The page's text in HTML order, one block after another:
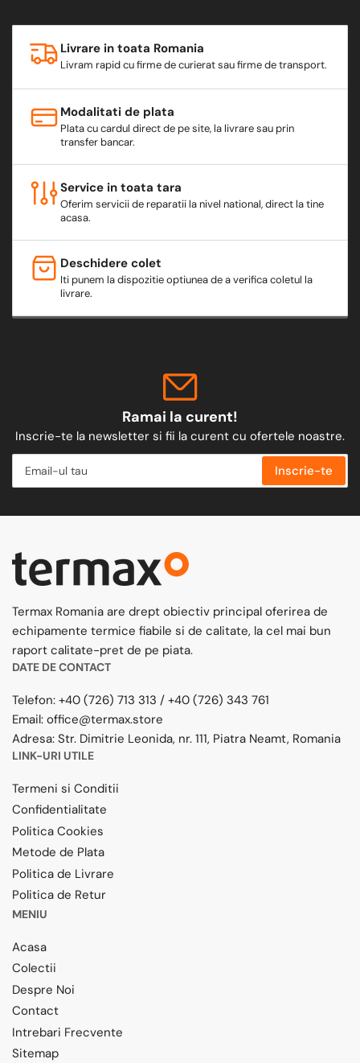
Livrare in toata Romania
Livram rapid cu firme de curierat sau firme de transport.
Modalitati de plata
Plata cu cardul direct de pe site, la livrare sau prin
transfer bancar.
Service in toata tara
Oferim servicii de reparatii la nivel national, direct la tine
acasa.
Deschidere colet
Iti punem la dispozitie optiunea de a verifica coletul la
livrare.
Ramai la curent!
Inscrie-te la newsletter si fii la curent cu ofertele noastre.
Email-
tau
Inscrie-te
Termax Romania are drept obiectiv principal oferirea de
echipamente termice fiabile si de calitate, la cel mai bun
raport calitate-pret de pe piata.
DATE DE CONTACT
Telefon: +40 (726) 713 313 / +40 (726) 343 761
Email: office@termax.store
Adresa: Str. Dimitrie Leonida, nr. 111, Piatra Neamt, Romania
LINK-URI UTILE
Termeni si Conditii
Confidentialitate
Politica Cookies
Metode de Plata
Politica de Livrare
Politica de Retur
MENIU
Acasa
Colectii
Despre Noi
Contact
Intrebari Frecvente
Sitemap